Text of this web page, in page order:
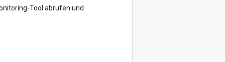
Tool abrufen und